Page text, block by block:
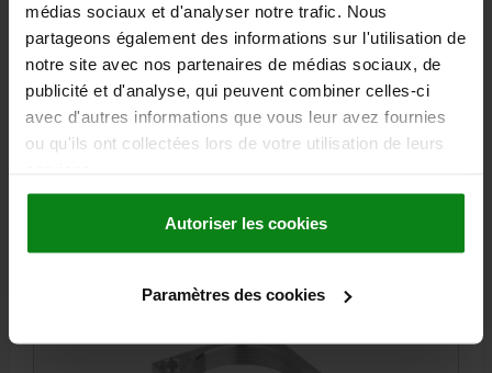
médias sociaux et d'analyser notre trafic. Nous
partageons également des informations sur l'utilisation de
notre site avec nos partenaires de médias sociaux, de
publicité et d'analyse, qui peuvent combiner celles-ci
avec d'autres informations que vous leur avez fournies
ou qu'ils ont collectées lors de votre utilisation de leurs
Autoriser les cookies
Paramètres des cookies
BRIDE FILETÉE, T. 40, D=M55X1,5, B=65, H=12,
ALUMINIUM
DIAMÈTRE=M55X1,5 TAILLE=40 LARGEUR=65 B1=50 D1=11
D2=6,5
HAUTEUR=12 H1=7
Référence: 05610-20-40